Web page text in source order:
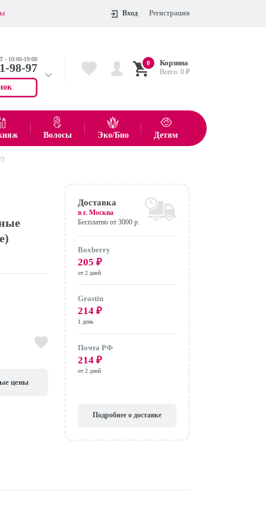
Вход Регистрация
- 10:00-19:00
98-97
55-75
0 Корзина
Всего:0 ₽
показать все товары
Волосы Эко/Био Детям
цены
Доставка
в г.Москва
Бесплатно от 3000 р.
Boxberry
205 ₽
от 2 дней
Grastin
214 ₽
1 день
Почта РФ
214 ₽
от 2 дней
Подробнее о доставке